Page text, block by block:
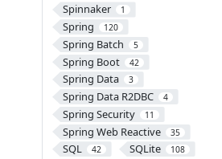
Spinnaker 1
Spring 120
Spring Batch 5
Spring Boot 42
Spring Data 3
Spring Data R2DBC 4
Spring Security 11
Spring Web Reactive 35
SQL 42 SQLite 108